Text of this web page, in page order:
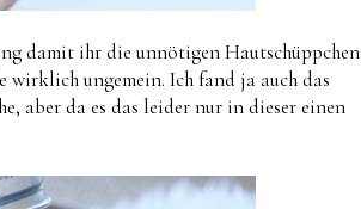
damit ihr die unnötigen Hautschüppchen
ungemein. Ich fand ja auch das
aber da es das leider nur in dieser einen